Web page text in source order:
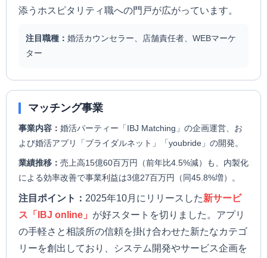
添うホスピタリティ職への門戸が広がっています。
注目職種： 婚活カウンセラー、店舗責任者、WEBマーケ
ター
マッチング事業
事業内容： 婚活パーティー「IBJ Matching」の企画運営、お
よび婚活アプリ「ブライダルネット」「youbride」の開発。
業績推移： 売上高15億60百万円（前年比4.5%減）も、内製化
による効率改善で事業利益は3億27百万円（同45.8%増）。
注目ポイント： 2025年10月にリリースした新サービ
ス「IBJ online」 が好スタートを切りました。アプリ
の手軽さと相談所の信頼を掛け合わせた新たなカテゴ
リーを創出しており、システム開発やサービス企画を